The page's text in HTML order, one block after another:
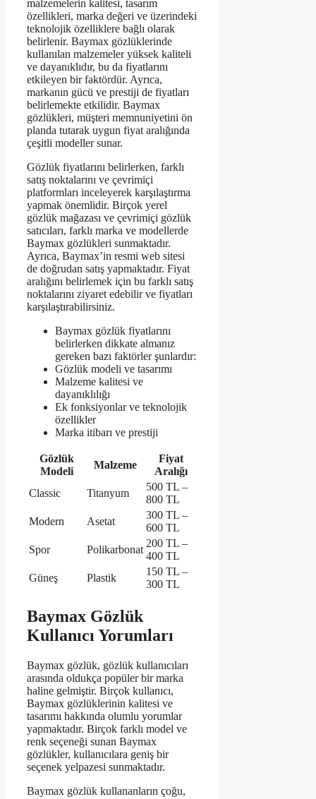
malzemelerin kalitesi, tasarım
özellikleri, marka değeri ve üzerindeki
teknolojik özelliklere bağlı olarak
belirlenir. Baymax gözlüklerinde
kullanılan malzemeler yüksek kaliteli
ve dayanıklıdır, bu da fiyatlarını
etkileyen bir faktördür. Ayrıca,
markanın gücü ve prestiji de fiyatları
belirlemekte etkilidir. Baymax
gözlükleri, müşteri memnuniyetini ön
planda tutarak uygun fiyat aralığında
çeşitli modeller sunar.
Gözlük fiyatlarını belirlerken, farklı
satış noktalarını ve çevrimiçi
platformları inceleyerek karşılaştırma
yapmak önemlidir. Birçok yerel
gözlük mağazası ve çevrimiçi gözlük
satıcıları, farklı marka ve modellerde
Baymax gözlükleri sunmaktadır.
Ayrıca, Baymax’in resmi web sitesi
de doğrudan satış yapmaktadır. Fiyat
aralığını belirlemek için bu farklı satış
noktalarını ziyaret edebilir ve fiyatları
karşılaştırabilirsiniz.
Baymax gözlük fiyatlarını
belirlerken dikkate almanız
gereken bazı faktörler şunlardır:
Gözlük modeli ve tasarımı
Malzeme kalitesi ve
dayanıklılığı
Ek fonksiyonlar ve teknolojik
özellikler
Marka itibarı ve prestiji
Gözlük
Modeli
Malzeme
Fiyat
Aralığı
Classic
Titanyum
500 TL –
800 TL
Modern
Asetat
300 TL –
600 TL
Spor
Polikarbonat
200 TL –
400 TL
Güneş
Plastik
150 TL –
300 TL
Baymax Gözlük
Kullanıcı Yorumları
Baymax gözlük, gözlük kullanıcıları
arasında oldukça popüler bir marka
haline gelmiştir. Birçok kullanıcı,
Baymax gözlüklerinin kalitesi ve
tasarımı hakkında olumlu yorumlar
yapmaktadır. Birçok farklı model ve
renk seçeneği sunan Baymax
gözlükler, kullanıcılara geniş bir
seçenek yelpazesi sunmaktadır.
Baymax gözlük kullananların çoğu,